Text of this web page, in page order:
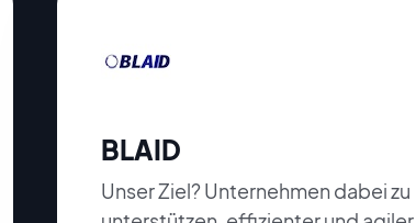
BLAID
Unser Ziel? Unternehmen dabei zu